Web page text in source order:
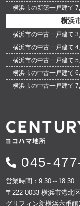
横浜市の新築一戸建て
横浜
横浜市の中古一戸建て
横浜市の中古一戸建て
横浜市の中古一戸建て
横浜市の中古一戸建て
横浜市の中古一戸建て
045-
営業時間：9:30～18:30
〒222-0033 横浜市港北
グリフィン新横浜六番館